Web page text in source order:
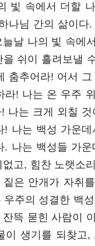
빛 속에서 더할
나님 간의 삶이다
날 나의 빛 속에
쉬이 흘려보낼
춤추어라! 어서
! 나는 온 우주
나는 크게 외칠
나는 백성 가운
나는 백성들 가
고, 힘찬 노랫소
은 안개가 자취
주의 성결한 백
뜩 묻힌 사람이
이 생기를 되찾고